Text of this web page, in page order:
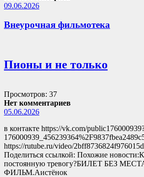
09.06.2026
Внеурочная фильмотека
Пионы и не только
Просмотров: 37
Нет комментариев
05.06.2026
в контакте https://vk.com/
https://rutube.ru/video/
Поделиться ссылкой: Похожие
постоянную тревогу?БИЛЕТ БЕЗ
ФИЛЬМ.Аистёнок